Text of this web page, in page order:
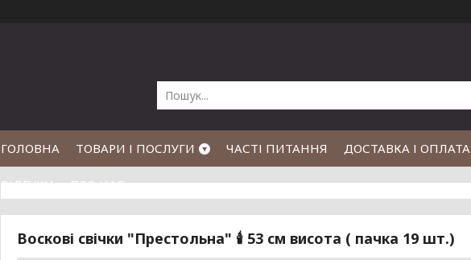
ГОЛОВНА ТОВАРИ І ПОСЛУГИ ЧАСТІ ПИТАННЯ ДОСТАВКА І ОПЛАТА
ВІДГУКИ ПРО НАС
Воскові свічки "Престольна" 🕯 53 см висота ( пачка 19 шт.)